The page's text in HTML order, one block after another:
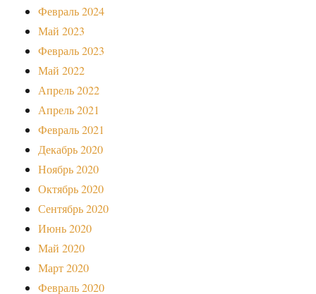
Февраль 2024
Май 2023
Февраль 2023
Май 2022
Апрель 2022
Апрель 2021
Февраль 2021
Декабрь 2020
Ноябрь 2020
Октябрь 2020
Сентябрь 2020
Июнь 2020
Май 2020
Март 2020
Февраль 2020